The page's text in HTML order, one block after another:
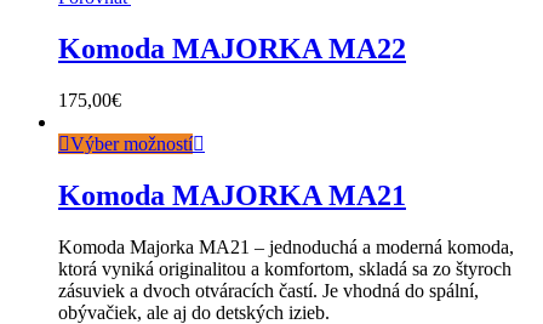
Komoda MAJORKA MA22
175,00€
Výber možností
Komoda MAJORKA MA21
Komoda Majorka MA21 – jednoduchá a moderná komoda,
ktorá vyniká originalitou a komfortom, skladá sa zo štyroch
zásuviek a dvoch otváracích častí. Je vhodná do spální,
obývačiek, ale aj do detských izieb.